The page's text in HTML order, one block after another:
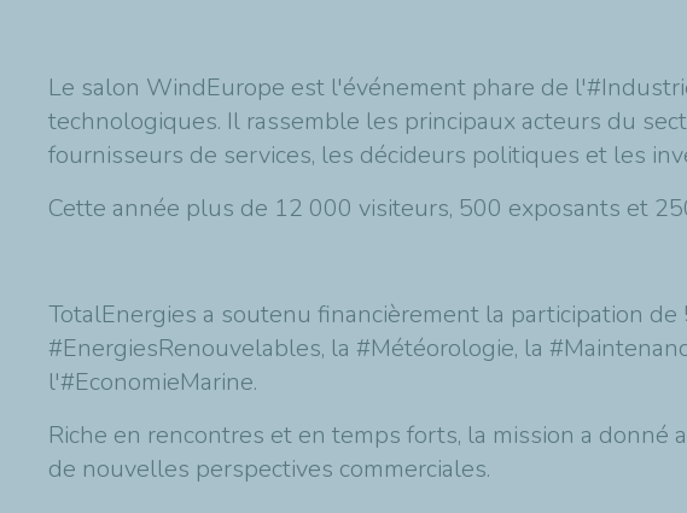
Le salon WindEurope est l'événement phare de
technologiques. Il rassemble les principaux acteurs du
fournisseurs de services, les décideurs politiques et les
Cette année plus de 12 000 visiteurs, 500 exposants et
TotalEnergies a soutenu financièrement la participation
#EnergiesRenouvelables, la #Météorologie, la
l'#EconomieMarine.
Riche en rencontres et en temps forts, la mission a
de nouvelles perspectives commerciales.